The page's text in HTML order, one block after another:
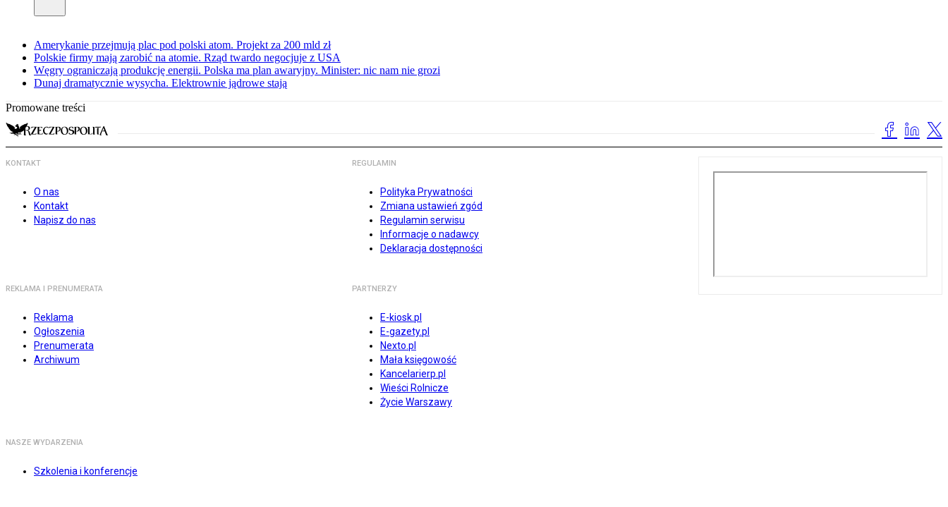
Amerykanie przejmują plac pod polski atom. Projekt za 200 mld zł
Polskie firmy mają zarobić na atomie. Rząd twardo negocjuje z USA
Węgry ograniczają produkcję energii. Polska ma plan awaryjny. Minister: nic nam nie grozi
Dunaj dramatycznie wysycha. Elektrownie jądrowe stają
Promowane treści
KONTAKT
O nas
Kontakt
Napisz do nas
REGULAMIN
Polityka Prywatności
Zmiana ustawień zgód
Regulamin serwisu
Informacje o nadawcy
Deklaracja dostępności
REKLAMA I PRENUMERATA
Reklama
Ogłoszenia
Prenumerata
Archiwum
PARTNERZY
E-kiosk.pl
E-gazety.pl
Nexto.pl
Mała księgowość
Kancelarierp.pl
Wieści Rolnicze
Życie Warszawy
NASZE WYDARZENIA
Szkolenia i konferencje